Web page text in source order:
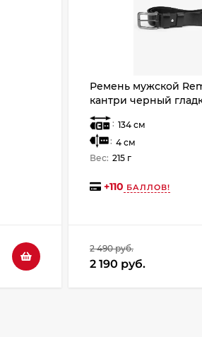
Ремень мужской
кантри черный
: 134 см
: 4 см
Вес: 215 г
+110 БАЛЛОВ!
2 490 руб.
2 190 руб.